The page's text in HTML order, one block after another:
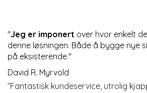
"Jeg er imponert over hvor enkelt
denne løsningen. Både å bygge nye
på eksisterende."
David R. Myrvold
”Fantastisk kundeservice, utrolig